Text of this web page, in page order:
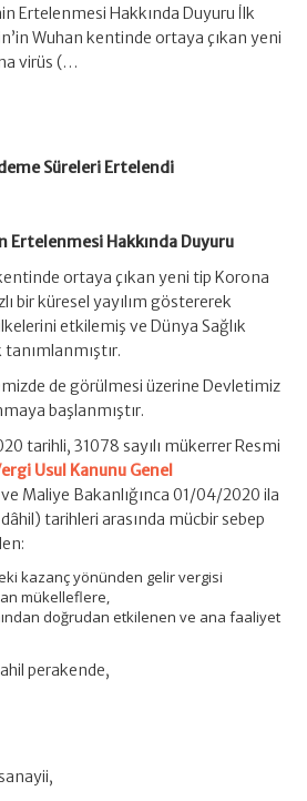
Ertelenmesi Hakkında Duyuru İlk
Wuhan kentinde ortaya çıkan yeni
virüs (…
Süreleri Ertelendi
Ertelenmesi Hakkında Duyuru
ortaya çıkan yeni tip Korona
bir küresel yayılım göstererek
etkilemiş ve Dünya Sağlık
de görülmesi üzerine Devletimiz
başlanmıştır.
tarihli, 31078 sayılı mükerrer Resmi
Usul Kanunu Genel
Maliye Bakanlığınca 01/04/2020 ila
tarihleri arasında mücbir sebep
kazanç yönünden gelir vergisi
mükelleflere,
doğrudan etkilenen ve ana faaliyet
perakende,